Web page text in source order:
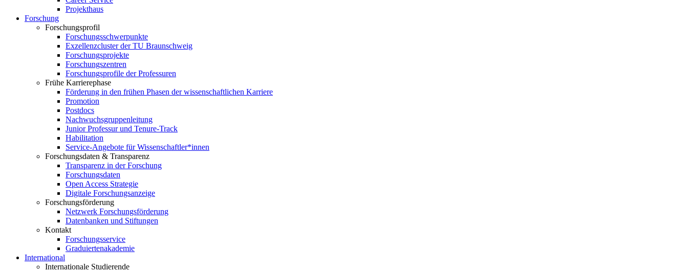
Projekthaus
Forschung
Forschungsprofil
Forschungsschwerpunkte
Exzellenzcluster der TU Braunschweig
Forschungsprojekte
Forschungszentren
Forschungsprofile der Professuren
Frühe Karrierephase
Förderung in den frühen Phasen der wissenschaftlichen Karriere
Promotion
Postdocs
Nachwuchsgruppenleitung
Junior Professur und Tenure-Track
Habilitation
Service-Angebote für Wissenschaftler*innen
Forschungsdaten & Transparenz
Transparenz in der Forschung
Forschungsdaten
Open Access Strategie
Digitale Forschungsanzeige
Forschungsförderung
Netzwerk Forschungsförderung
Datenbanken und Stiftungen
Kontakt
Forschungsservice
Graduiertenakademie
International
Internationale Studierende